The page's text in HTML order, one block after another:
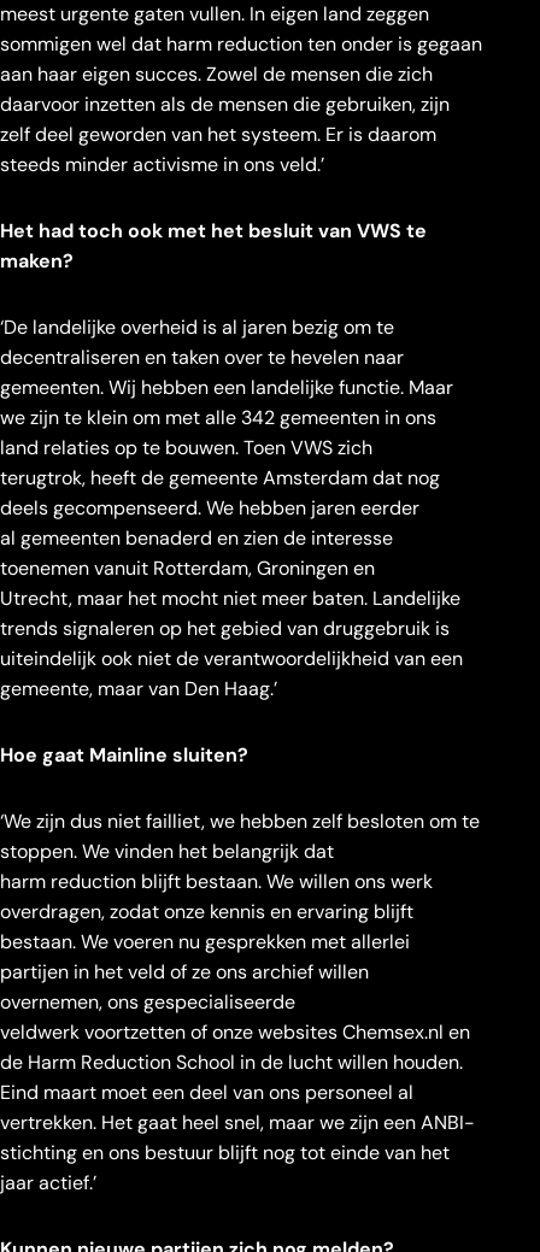
meest urgente gaten vullen. In eigen land zeggen
sommigen wel dat harm reduction ten onder is gegaan
aan haar eigen succes. Zowel de mensen die zich
daarvoor inzetten als de mensen die gebruiken, zijn
zelf deel geworden van het systeem. Er is daarom
steeds minder activisme in ons veld.’
Het had toch ook met het besluit van VWS te
maken?
‘De landelijke overheid is al jaren bezig om te
decentraliseren en taken over te hevelen naar
gemeenten. Wij hebben een landelijke functie. Maar
we zijn te klein om met alle 342 gemeenten in ons
land relaties op te bouwen. Toen VWS zich
terugtrok, heeft de gemeente Amsterdam dat nog
deels gecompenseerd. We hebben jaren eerder
al gemeenten benaderd en zien de interesse
toenemen vanuit Rotterdam, Groningen en
Utrecht, maar het mocht niet meer baten. Landelijke
trends signaleren op het gebied van druggebruik is
uiteindelijk ook niet de verantwoordelijkheid van een
gemeente, maar van Den Haag.’
Hoe gaat Mainline sluiten?
‘We zijn dus niet failliet, we hebben zelf besloten om te
stoppen. We vinden het belangrijk dat
harm reduction blijft bestaan. We willen ons werk
overdragen, zodat onze kennis en ervaring blijft
bestaan. We voeren nu gesprekken met allerlei
partijen in het veld of ze ons archief willen
overnemen, ons gespecialiseerde
veldwerk voortzetten of onze websites Chemsex.nl en
de Harm Reduction School in de lucht willen houden.
Eind maart moet een deel van ons personeel al
vertrekken. Het gaat heel snel, maar we zijn een ANBI-
stichting en ons bestuur blijft nog tot einde van het
jaar actief.’